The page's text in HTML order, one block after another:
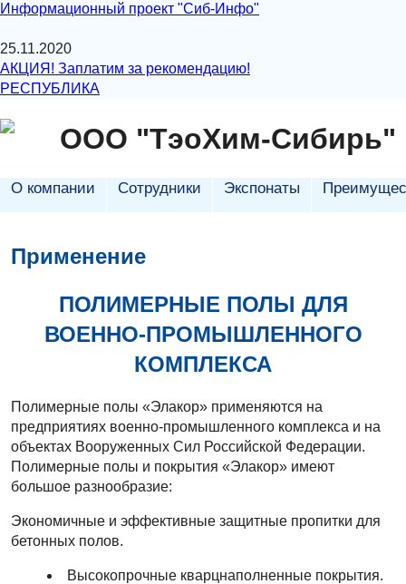
Информационный проект "Сиб-Инфо"
25.11.2020
АКЦИЯ! Заплатим за рекомендацию!
РЕСПУБЛИКА
ООО "ТэоХим-Сибирь"
О компании Сотрудники Экспонаты
Применение
ПОЛИМЕРНЫЕ ПОЛЫ ДЛЯ
ВОЕННО-ПРОМЫШЛЕННОГО
КОМПЛЕКСА
Полимерные полы «Элакор» применяются на
предприятиях военно-промышленного комплекса и на
объектах Вооруженных Сил Российской Федерации.
Полимерные полы и покрытия «Элакор» имеют
большое разнообразие:
Экономичные и эффективные защитные пропитки для
бетонных полов.
Высокопрочные кварцнаполненные покрытия.